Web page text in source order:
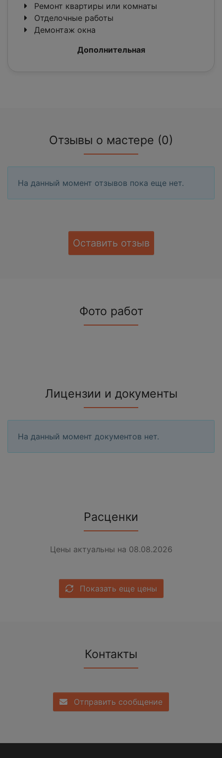
Ремонт квартиры или комнаты
Отделочные работы
Демонтаж окна
Дополнительная
Отзывы о мастере (0)
На данный момент отзывов пока еще нет.
Оставить отзыв
Фото работ
Лицензии и документы
На данный момент документов нет.
Расценки
Цены актуальны на 08.08.2026
Показать еще цены
Контакты
Отправить сообщение